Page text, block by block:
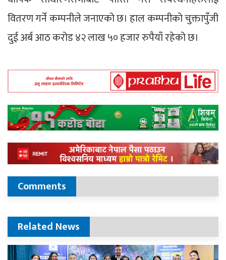
वितरण गर्ने कम्पनीले जनाएको छ। हाल कम्पनीको चुक्तापुँजी
दुई अर्ब आठ करोड ४२ लाख ५० हजार रुपैयाँ रहेको छ।
Comments
Related News